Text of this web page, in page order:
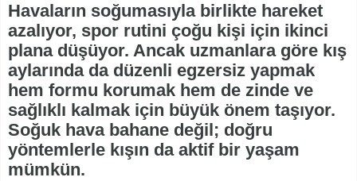
Havaların soğumasıyla birlikte hareket
azalıyor, spor rutini çoğu kişi için ikinci
plana düşüyor. Ancak uzmanlara göre kış
aylarında da düzenli egzersiz yapmak
hem formu korumak hem de zinde ve
sağlıklı kalmak için büyük önem taşıyor.
Soğuk hava bahane değil; doğru
yöntemlerle kışın da aktif bir yaşam
mümkün.